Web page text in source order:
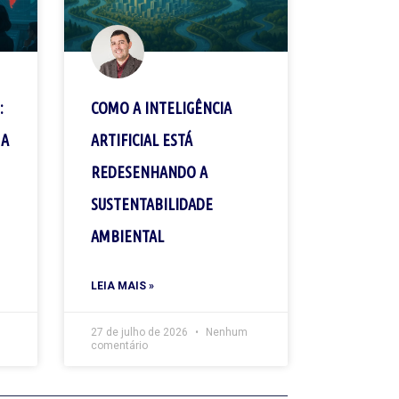
COMO A INTELIGÊNCIA
ARTIFICIAL ESTÁ
REDESENHANDO A
SUSTENTABILIDADE
AMBIENTAL
LEIA MAIS »
27 de julho de 2026
Nenhum
comentário